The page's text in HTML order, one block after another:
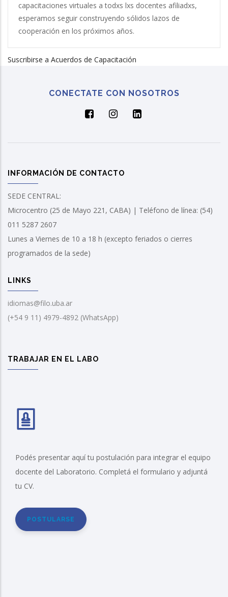
capacitaciones virtuales a todxs lxs docentes afiliadxs,
esperamos seguir construyendo sólidos lazos de
cooperación en los próximos años.
Suscribirse a Acuerdos de Capacitación
CONECTATE CON NOSOTROS
INFORMACIÓN DE CONTACTO
SEDE CENTRAL:
Microcentro (25 de Mayo 221, CABA) | Teléfono de línea: (54)
011 5287 2607
Lunes a Viernes de 10 a 18 h (excepto feriados o cierres
programados de la sede)
LINKS
idiomas@filo.uba.ar
(+54 9 11) 4979-4892 (WhatsApp)
TRABAJAR EN EL LABO
Podés presentar aquí tu postulación para integrar el equipo
docente del Laboratorio. Completá el formulario y adjuntá
tu CV.
POSTULARSE